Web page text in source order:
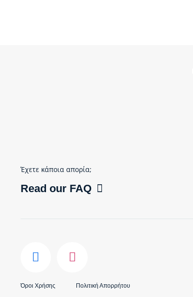
Έχετε κάποια απορία;
Read our FAQ
Όροι Χρήσης Πολιτική Απορρήτου